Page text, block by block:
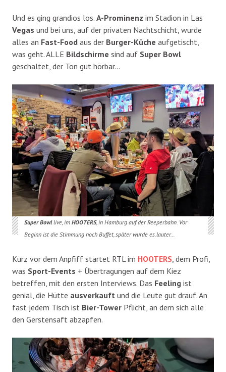
Und es ging grandios los. A-Prominenz im Stadion in Las
Vegas und bei uns, auf der privaten Nachtschicht, wurde
alles an Fast-Food aus der Burger-Küche aufgetischt,
was geht. ALLE Bildschirme sind auf Super Bowl
geschaltet, der Ton gut hörbar…
Super Bowllive, im HOOTERS, in Hamburg auf der Reeperbahn. Vor
Beginn ist die Stimmung noch Buffet, später wurde es.lauter…
Kurz vor dem Anpfiff startet RTL im HOOTERS, dem Profi,
was Sport-Events + Übertragungen auf dem Kiez
betreffen, mit den ersten Interviews. Das Feeling ist
genial, die Hütte ausverkauft und die Leute gut drauf. An
fast jedem Tisch ist Bier-Tower Pflicht, an dem sich alle
den Gerstensaft abzapfen.